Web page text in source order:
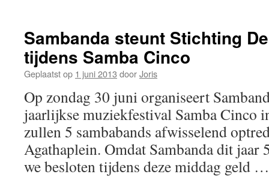
Sambanda steunt Stichting
tijdens Samba Cinco
Geplaatst op 1 juni 2013 doorJoris
Op zondag 30 juni organiseert
jaarlijkse muziekfestival Samba Cinco
zullen 5 sambabands afwisselend
Agathaplein. Omdat Sambanda dit jaar
we besloten tijdens deze middag geld